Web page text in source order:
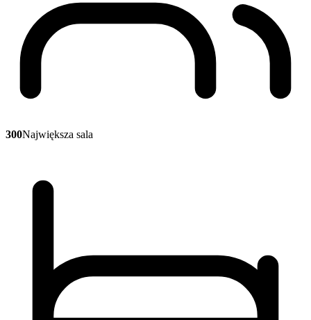
300Największa sala